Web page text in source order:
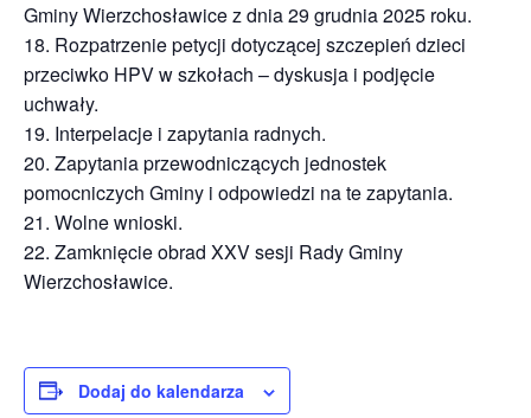
Gminy Wierzchosławice z dnia 29 grudnia 2025 roku.
18. Rozpatrzenie petycji dotyczącej szczepień dzieci
przeciwko HPV w szkołach – dyskusja i podjęcie
uchwały.
19. Interpelacje i zapytania radnych.
20. Zapytania przewodniczących jednostek
pomocniczych Gminy i odpowiedzi na te zapytania.
21. Wolne wnioski.
22. Zamknięcie obrad XXV sesji Rady Gminy
Wierzchosławice.
Dodaj do kalendarza